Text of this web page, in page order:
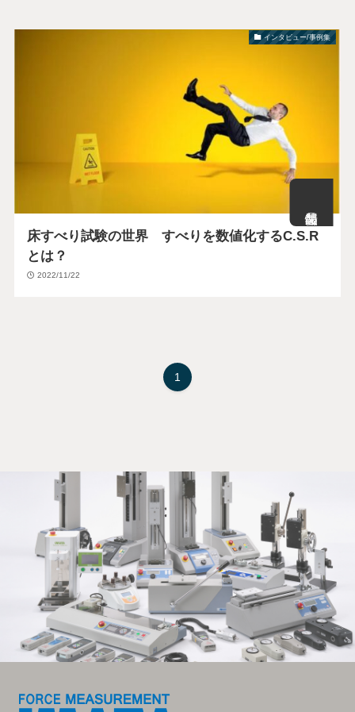
インタビュー/事例集
床すべり試験の世界 すべりを数値化するC.S.R
とは？
2022/11/22
1